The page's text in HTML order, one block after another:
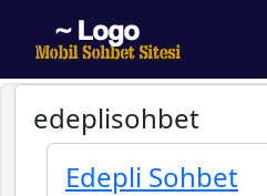
edeplisohbet
Edepli Sohbet